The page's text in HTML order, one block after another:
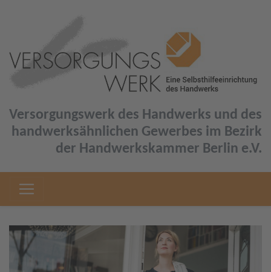
Versorgungswerk des Handwerks und des
handwerksähnlichen Gewerbes im Bezirk
der Handwerkskammer Berlin e.V.